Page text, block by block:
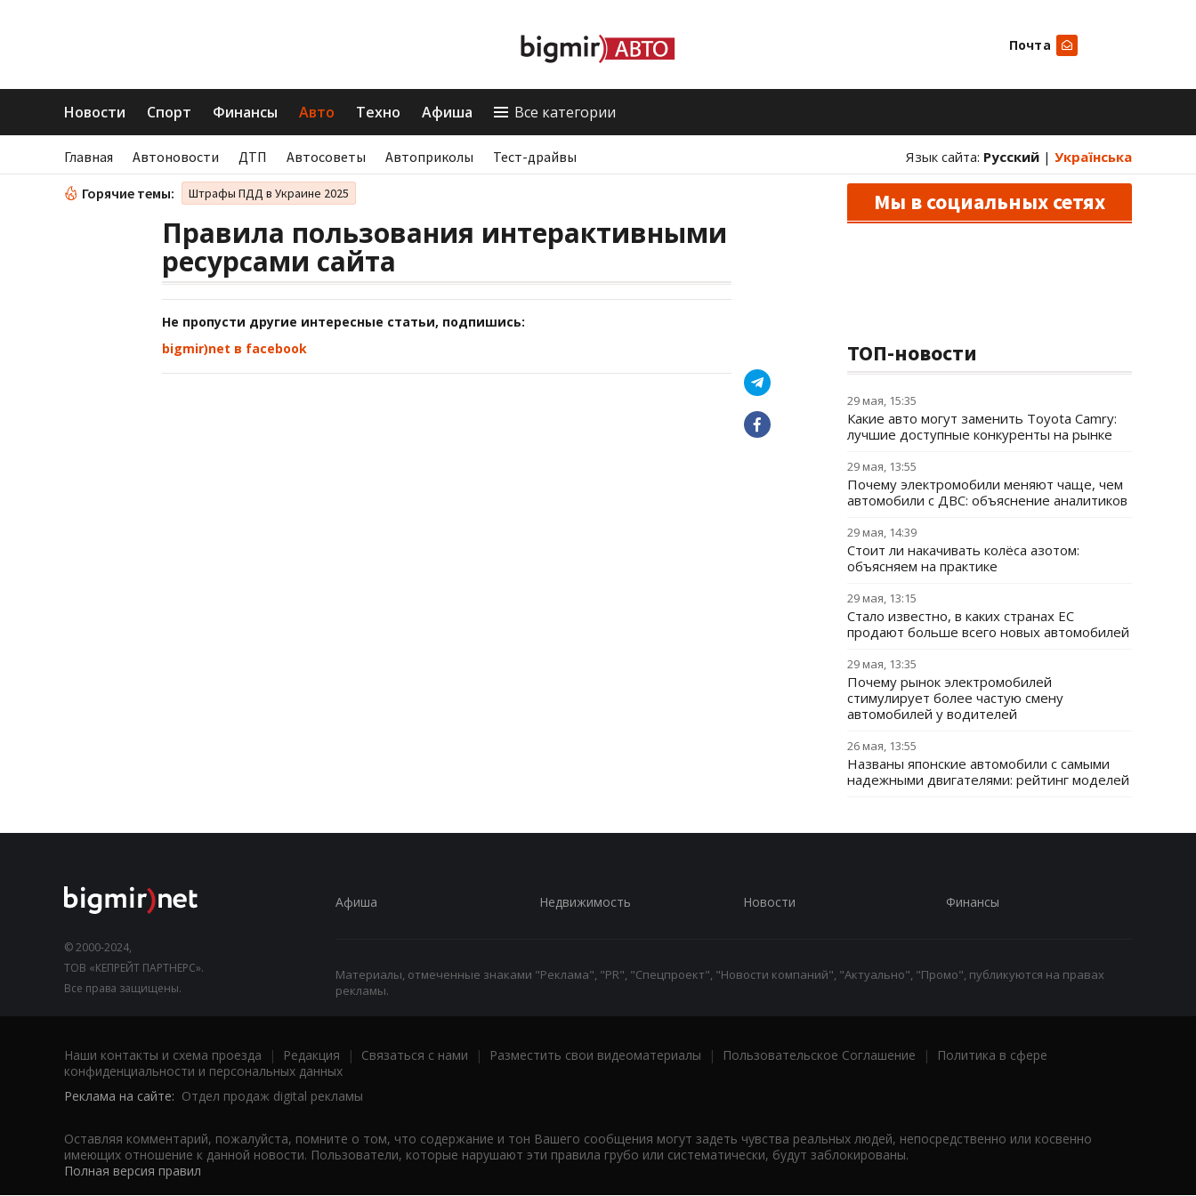
Почта
Новости Спорт Финансы Авто Техно Афиша Все категории
Главная Автоновости ДТП Автосоветы Автоприколы Тест-драйвы Язык сайта: Русский | Українська
Горячие темы: Штрафы ПДД в Украине 2025
Правила пользования интерактивными
ресурсами сайта
Не пропусти другие интересные статьи, подпишись:
bigmir)net в facebook
Мы в социальных сетях
ТОП-новости
29 мая, 15:35
Какие авто могут заменить Toyota Camry:
лучшие доступные конкуренты на рынке
29 мая, 13:55
Почему электромобили меняют чаще, чем
автомобили с ДВС: объяснение аналитиков
29 мая, 14:39
Стоит ли накачивать колёса азотом:
объясняем на практике
29 мая, 13:15
Стало известно, в каких странах ЕС
продают больше всего новых автомобилей
29 мая, 13:35
Почему рынок электромобилей
стимулирует более частую смену
автомобилей у водителей
26 мая, 13:55
Названы японские автомобили с самыми
надежными двигателями: рейтинг моделей
© 2000-2024,
ТОВ «КЕПРЕЙТ ПАРТНЕРС».
Все права защищены.
Афиша Недвижимость Новости Финансы
Материалы, отмеченные знаками "Реклама", "PR", "Спецпроект", "Новости компаний", "Актуально", "Промо", публикуются на правах
рекламы.
Наши контакты и схема проезда | Редакция | Связаться с нами | Разместить свои видеоматериалы | Пользовательское Соглашение |
Политика в сфере
конфиденциальности и персональных данных
Реклама на сайте: Отдел продаж digital рекламы
Оставляя комментарий, пожалуйста, помните о том, что содержание и тон Вашего сообщения могут задеть чувства реальных людей, непосредственно или косвенно
имеющих отношение к данной новости. Пользователи, которые нарушают эти правила грубо или систематически, будут заблокированы.
Полная версия правил